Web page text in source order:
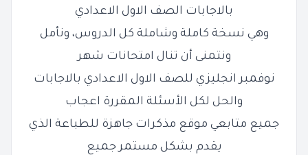
بالاجابات الصف الاول الاعدادي
وهي نسخة كاملة وشاملة كل الدروس، ونأمل
ونتمنى أن تنال امتحانات شهر
نوفمبر انجليزي للصف الاول الاعدادي بالاجابات
والحل لكل الأسئلة المقررة اعجاب
جميع متابعي موقع مذكرات جاهزة للطباعة الذي
يقدم بشكل مستمر جميع